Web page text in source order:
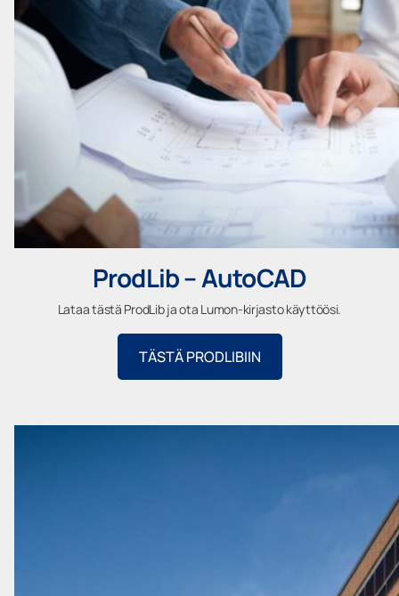
ProdLib – AutoCAD
Lataa tästä ProdLib ja ota Lumon-kirjasto käyttöösi.
TÄSTÄ PRODLIBIIN